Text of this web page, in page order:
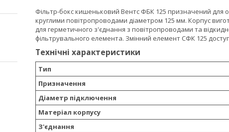
Фільтр-бокс кишеньковий Вентс ФБК 125 призначений для
круглими повітропроводами діаметром 125 мм. Корпус
для герметичного з'єднання з повітропроводами та
фільтрувального елемента. Змінний елемент СФК 125
Технічні характеристики
Тип
Призначення
Діаметр підключення
Матеріал корпусу
З'єднання